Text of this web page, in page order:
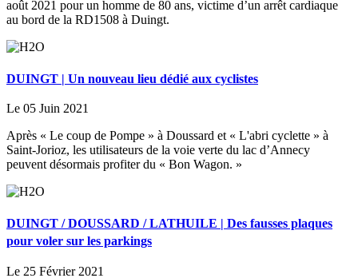
août 2021 pour un homme de 80 ans, victime d’un arrêt cardiaque
au bord de la RD1508 à Duingt.
DUINGT | Un nouveau lieu dédié aux cyclistes
Le 05 Juin 2021
Après « Le coup de Pompe » à Doussard et « L'abri cyclette » à
Saint-Jorioz, les utilisateurs de la voie verte du lac d’Annecy
peuvent désormais profiter du « Bon Wagon. »
DUINGT / DOUSSARD / LATHUILE | Des fausses plaques
pour voler sur les parkings
Le 25 Février 2021